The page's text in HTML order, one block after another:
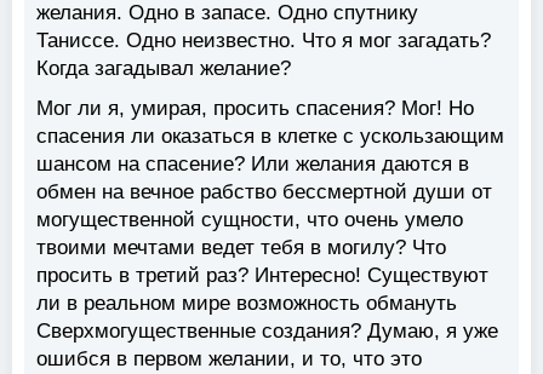
желания. Одно в запасе. Одно спутнику
Таниссе. Одно неизвестно. Что я мог загадать?
Когда загадывал желание?
Мог ли я, умирая, просить спасения? Мог! Но
спасения ли оказаться в клетке с ускользающим
шансом на спасение? Или желания даются в
обмен на вечное рабство бессмертной души от
могущественной сущности, что очень умело
твоими мечтами ведет тебя в могилу? Что
просить в третий раз? Интересно! Существуют
ли в реальном мире возможность обмануть
Сверхмогущественные создания? Думаю, я уже
ошибся в первом желании, и то, что это